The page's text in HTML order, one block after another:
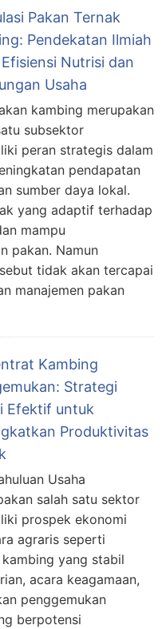
Pakan Ternak
Pendekatan Ilmiah
Nutrisi dan
Usaha
kambing merupakan
subsektor
peran strategis dalam
pendapatan
sumber daya lokal.
yang adaptif terhadap
mampu
pakan. Namun
tidak akan tercapai
manajemen pakan
Kambing
Strategi
Efektif untuk
Produktivitas
Usaha
salah satu sektor
prospek ekonomi
agraris seperti
yang stabil
acara keagamaan,
penggemukan
berpotensi